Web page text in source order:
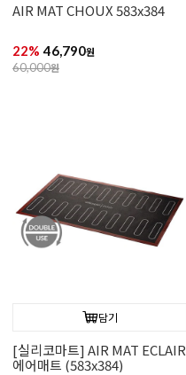
AIR MAT CHOUX 583x384
22% 46,790원
60,000원
담기
[실리코마트] AIR MAT ECLAIR
에어매트 (583x384)